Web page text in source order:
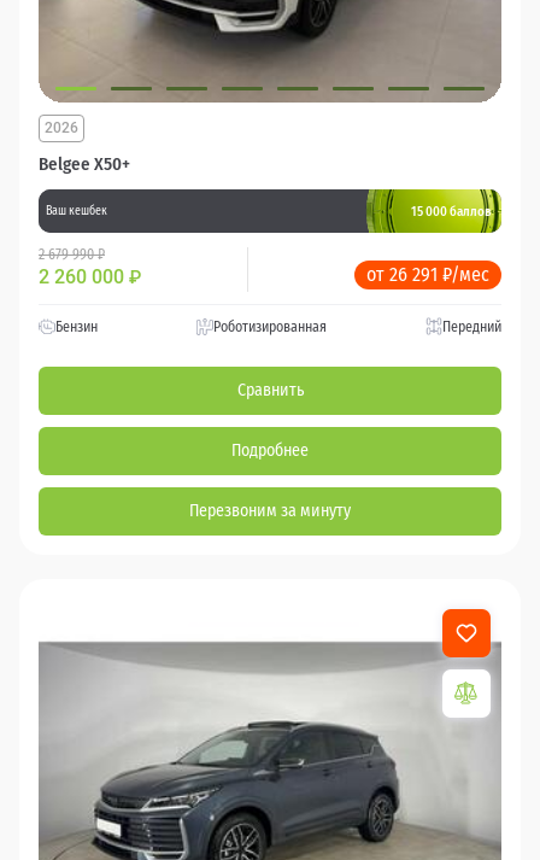
Belgee X50+
2026
Ваш кешбек 15 000 баллов
2 679 990 ₽
2 260 000 ₽ от 26 291 ₽/мес
Бензин Роботизированная Передний
Сравнить
Подробнее
Перезвоним за минуту